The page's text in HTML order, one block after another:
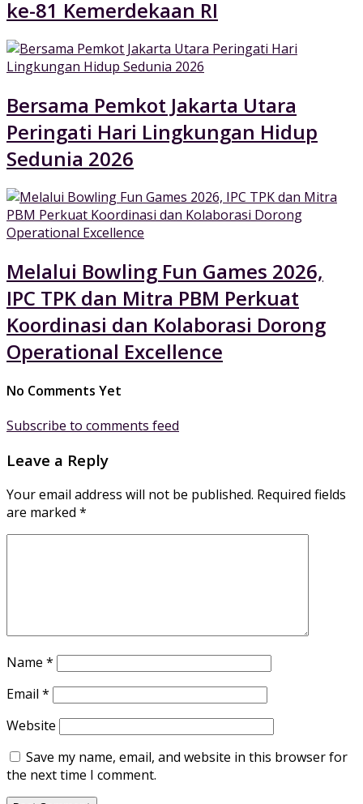
ke-81 Kemerdekaan RI
Bersama Pemkot Jakarta Utara
Peringati Hari Lingkungan Hidup
Sedunia 2026
Melalui Bowling Fun Games 2026,
IPC TPK dan Mitra PBM Perkuat
Koordinasi dan Kolaborasi Dorong
Operational Excellence
No Comments Yet
Subscribe to comments feed
Leave a Reply
Your email address will not be published. Required fields
are marked *
Name *
Email *
Website
Save my name, email, and website in this browser for
the next time I comment.